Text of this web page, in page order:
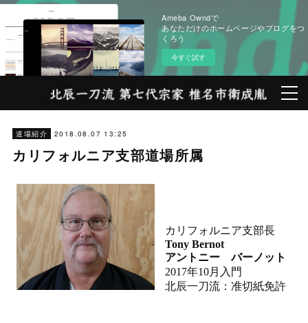
Ameba Owndで
あなただけのホームページやブログをつ
くろう
今すぐ試す
道場紹介 2018.08.07 13:25
カリフォルニア支部道場所属